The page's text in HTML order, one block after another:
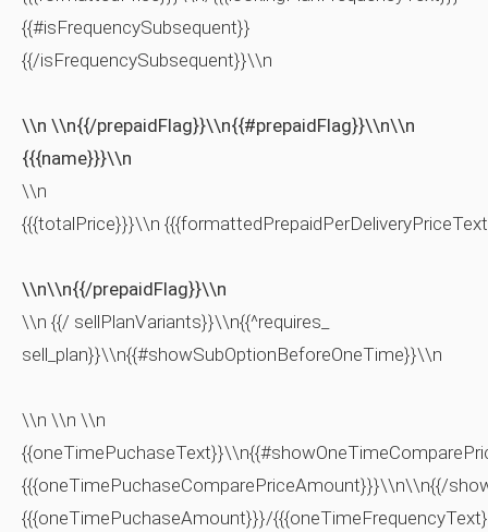
{{#isFrequencySubsequent}}
{{/isFrequencySubsequent}}\\n
\\n \\n{{/prepaidFlag}}\\n{{#prepaidFlag}}\\n\\n
{{{name}}}\\n
\\n
{{{totalPrice}}}\\n
\\n\\n{{/prepaidFlag}}\\n
\\n {{/ sellPlanVariants}}\\n{{^requires_
sell_plan}}\\n{{#showSubOptionBeforeOneTime}}\\n
\\n \\n \\n
{{{oneTimePuchaseComparePriceAmount}}}\\n\\n{{/
{{{oneTimePuchaseAmount}}}/